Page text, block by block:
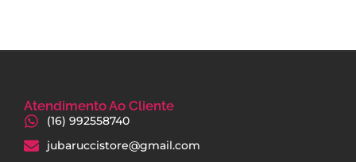
Atendimento Ao Cliente
(16) 992558740
jubaruccistore@gmail.com